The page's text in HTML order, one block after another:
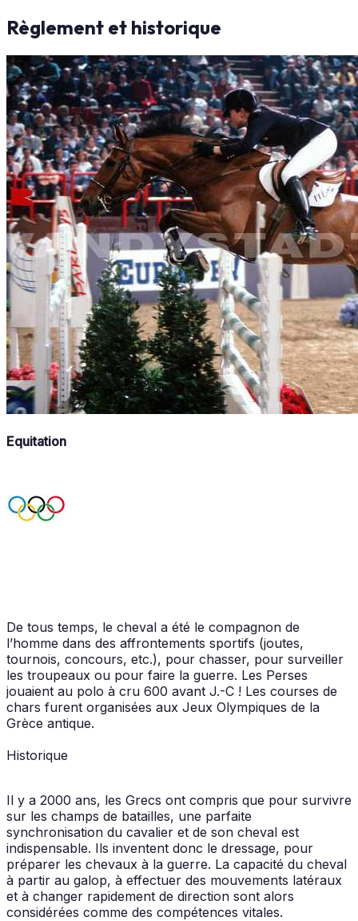
Règlement et historique
Equitation
De tous temps, le cheval a été le compagnon de
l’homme dans des affrontements sportifs (joutes,
tournois, concours, etc.), pour chasser, pour surveiller
les troupeaux ou pour faire la guerre. Les Perses
jouaient au polo à cru 600 avant J.-C ! Les courses de
chars furent organisées aux Jeux Olympiques de la
Grèce antique.
Historique
Il y a 2000 ans, les Grecs ont compris que pour survivre
sur les champs de batailles, une parfaite
synchronisation du cavalier et de son cheval est
indispensable. Ils inventent donc le dressage, pour
préparer les chevaux à la guerre. La capacité du cheval
à partir au galop, à effectuer des mouvements latéraux
et à changer rapidement de direction sont alors
considérées comme des compétences vitales.